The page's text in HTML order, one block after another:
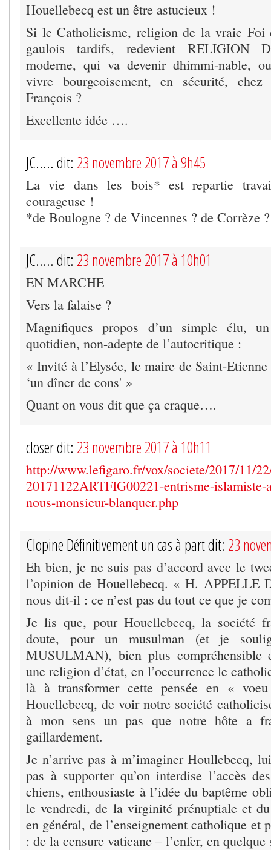
Houellebecq est un être astucieux !
Si le Catholicisme, religion de la vraie Foi
gaulois tardifs, redevient RELIGION
moderne, qui va devenir dhimmi-nable,
vivre bourgeoisement, en sécurité,
François ?
Excellente idée ….
JC..... dit: 23 novembre 2017 à 9h45
La vie dans les bois* est repartie
courageuse !
*de Boulogne ? de Vincennes ? de Corrèze ?
JC..... dit: 23 novembre 2017 à 10h01
EN MARCHE
Vers la falaise ?
Magnifiques propos d’un simple élu,
quotidien, non-adepte de l’autocritique :
« Invité à l’Elysée, le maire de Saint-
‘un dîner de cons' »
Quant on vous dit que ça craque….
closer dit: 23 novembre 2017 à 10h11
http://www.lefigaro.fr/vox/societe/2017/11/
20171122ARTFIG00221-entrisme-
nous-monsieur-blanquer.php
Clopine Définitivement un cas à part dit: 23
Eh bien, je ne suis pas d’accord avec le
l’opinion de Houellebecq. « H. APPELLE
nous dit-il : ce n’est pas du tout ce que je
Je lis que, pour Houellebecq, la société
doute, pour un musulman (et je
MUSULMAN), bien plus compréhensible
une religion d’état, en l’occurrence le
là à transformer cette pensée en «
Houellebecq, de voir notre société
à mon sens un pas que notre hôte a
gaillardement.
Je n’arrive pas à m’imaginer Houllebecq,
pas à supporter qu’on interdise l’accès
chiens, enthousiaste à l’idée du baptême
le vendredi, de la virginité prénuptiale et
en général, de l’enseignement catholique et
: de la censure vaticane – l’enfer, en